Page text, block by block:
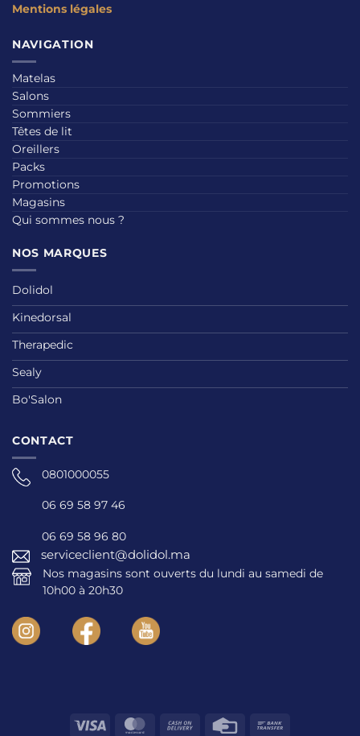
Mentions légales
NAVIGATION
Matelas
Salons
Sommiers
Têtes de lit
Oreillers
Packs
Promotions
Magasins
Qui sommes nous ?
NOS MARQUES
Dolidol
Kinedorsal
Therapedic
Sealy
Bo'Salon
CONTACT
0801000055
06 69 58 97 46
06 69 58 96 80
serviceclient@dolidol.ma
Nos magasins sont ouverts du lundi au samedi de
10h00 à 20h30
Visa MasterCard
Cash
Credit